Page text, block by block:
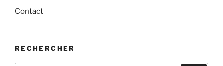
Contact
RECHERCHER